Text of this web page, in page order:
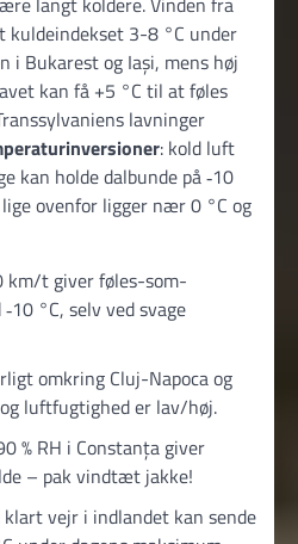
kuldeindekset 3-8 °C under
Bukarest og Iași, mens høj
kan få +5 °C til at føles
lavninger
: kold luft
kan holde dalbunde på ‑10
ovenfor ligger nær 0 °C og
km/t giver føles-som-
°C, selv ved svage
omkring Cluj-Napoca og
luftfugtighed er lav/høj.
% RH i Constanța giver
– pak vindtæt jakke!
klart vejr i indlandet kan sende